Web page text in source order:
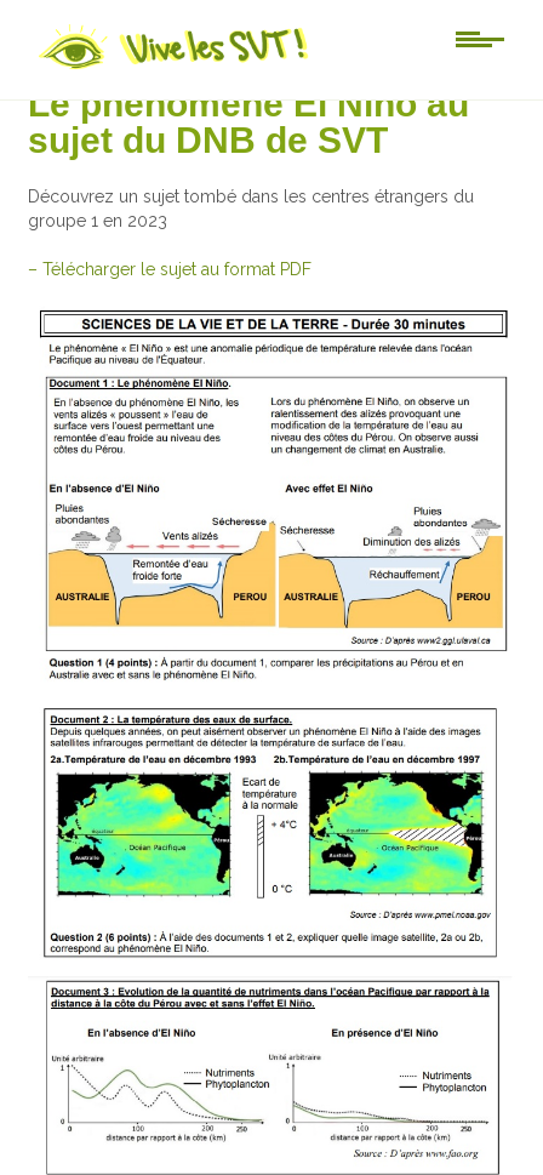
3ème
Le phénomène El Niño au
sujet du DNB de SVT
Découvrez un sujet tombé dans les centres étrangers du
groupe 1 en 2023
– Télécharger le sujet au format PDF